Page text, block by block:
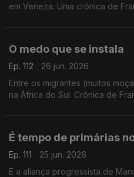
em Veneza. Uma crónica de
O medo que se instala
Ep. 112
26 jun. 2026
Entre os migrantes (muitos
na África do Sul. Crónica de
É tempo de primárias
Ep. 111
25 jun. 2026
E a aliança progressista de